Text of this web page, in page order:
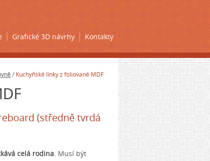
Grafické 3D návrhy Kontakty
/ Kuchyňské linky z foliované MDF
(středně tvrdá
celá rodina. Musí být